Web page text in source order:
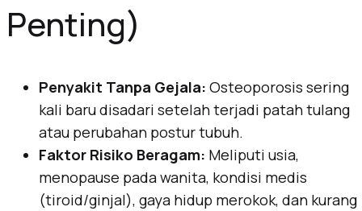
Penting)
Penyakit Tanpa Gejala: Osteoporosis sering
kali baru disadari setelah terjadi patah tulang
atau perubahan postur tubuh.
Faktor Risiko Beragam: Meliputi usia,
menopause pada wanita, kondisi medis
(tiroid/ginjal), gaya hidup merokok, dan kurang